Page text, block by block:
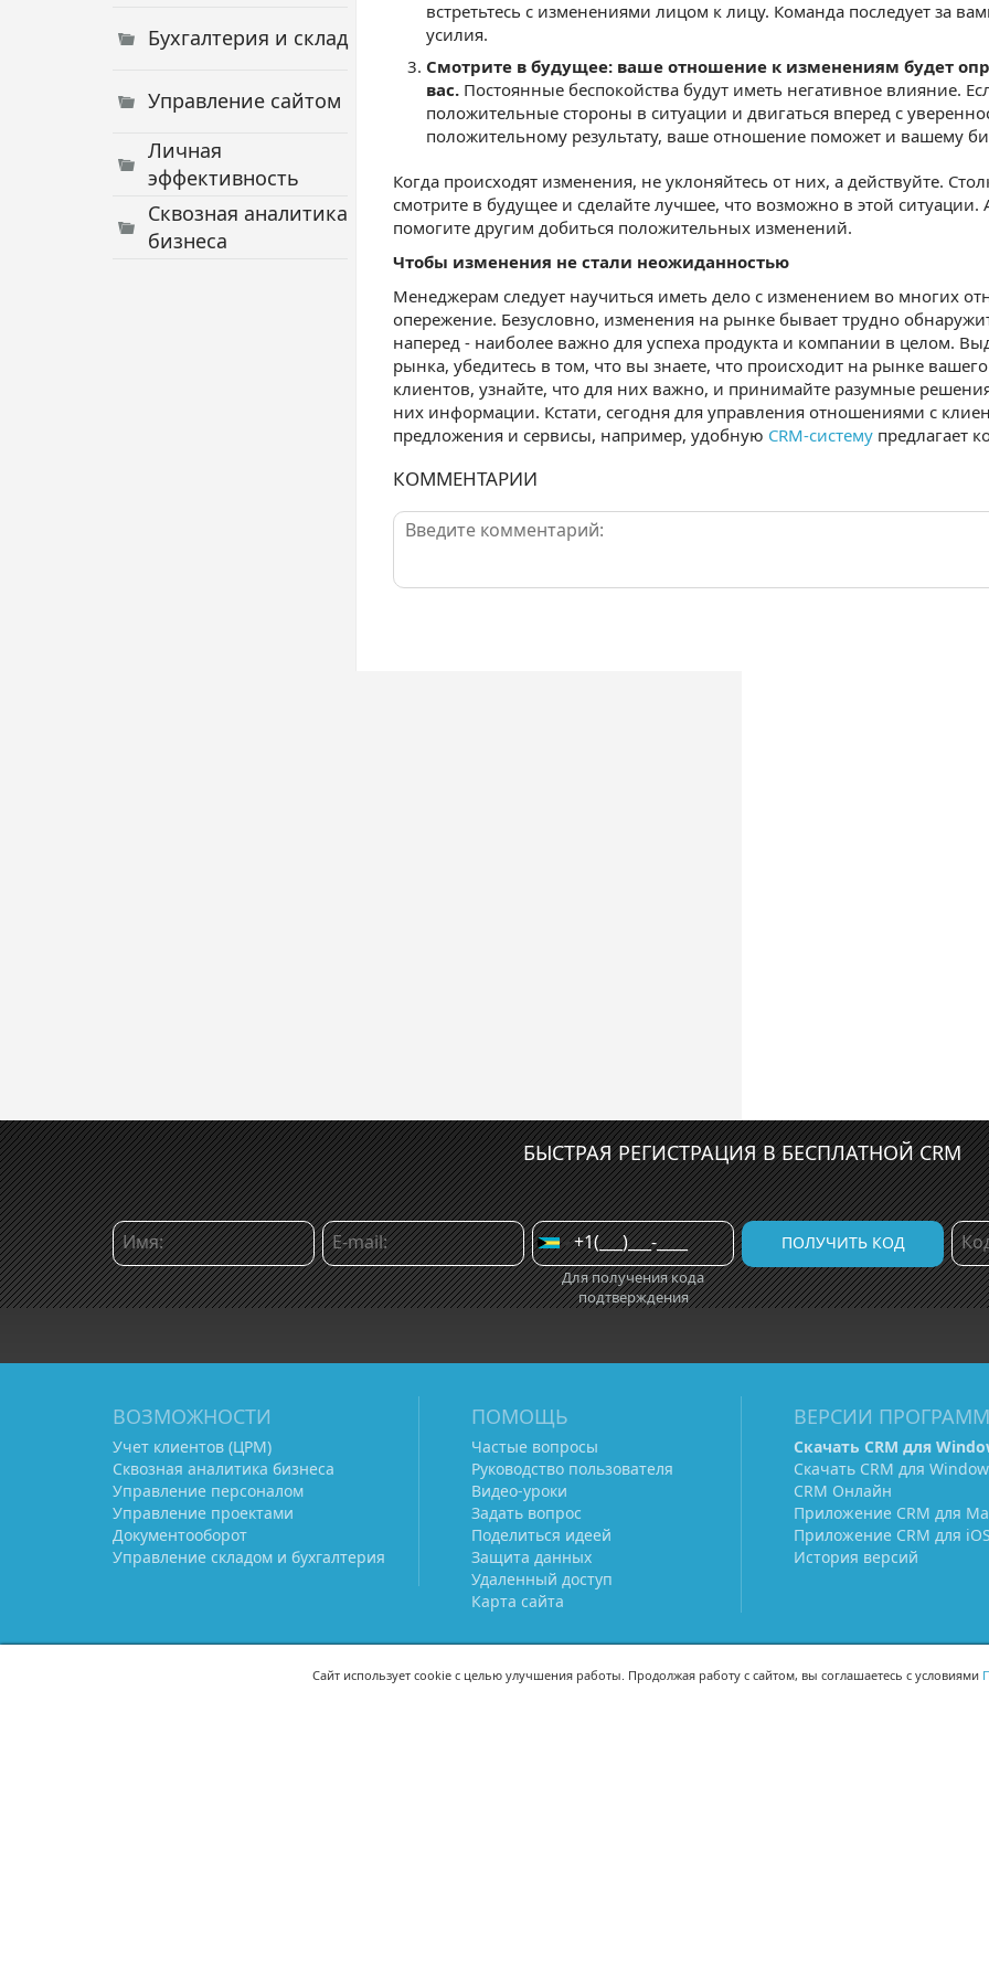
Бухгалтерия и склад
Управление сайтом
Личная
эффективность
Сквозная аналитика
бизнеса
встретьтесь с изменениями лицом к лицу. Команда последует за
усилия.
Смотрите в будущее: ваше отношение к изменениям будет
вас. Постоянные беспокойства будут иметь негативное влияние.
положительные стороны в ситуации и двигаться вперед с
положительному результату, ваше отношение поможет и вашему
Когда происходят изменения, не уклоняйтесь от них, а действуйте.
смотрите в будущее и сделайте лучшее, что возможно в этой
помогите другим добиться положительных изменений.
Чтобы изменения не стали неожиданностью
Менеджерам следует научиться иметь дело с изменением во многих
опережение. Безусловно, изменения на рынке бывает трудно
наперед - наиболее важно для успеха продукта и компании в целом.
рынка, убедитесь в том, что вы знаете, что происходит на рынке
клиентов, узнайте, что для них важно, и принимайте разумные
них информации. Кстати, сегодня для управления отношениями с
предложения и сервисы, например, удобную CRM-систему предлагает
КОММЕНТАРИИ
БЫСТРАЯ РЕГИСТРАЦИЯ В БЕСПЛАТНОЙ CRM
Для получения кода
подтверждения
ВОЗМОЖНОСТИ
Учет клиентов (ЦРМ)
Сквозная аналитика бизнеса
Управление персоналом
Управление проектами
Документооборот
Управление складом и бухгалтерия
ПОМОЩЬ
Частые вопросы
Руководство пользователя
Видео-уроки
Задать вопрос
Поделиться идеей
Защита данных
Удаленный доступ
Карта сайта
ВЕРСИИ
Скачать CRM для
Скачать CRM для
CRM Онлайн
Приложение CRM для
Приложение CRM для
История версий
Сайт использует cookie с целью улучшения работы. Продолжая работу с сайтом, вы соглашаетесь с условиями